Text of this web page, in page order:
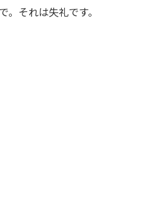
。それは失礼です。